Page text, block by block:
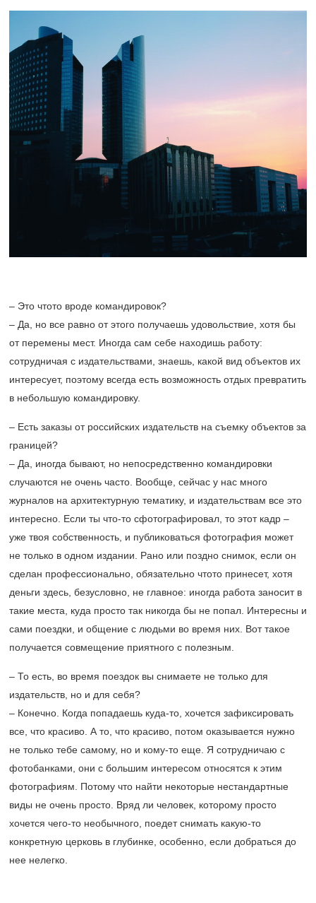
– Это чтото вроде командировок?
– Да, но все равно от этого получаешь удовольствие, хотя бы
от перемены мест. Иногда сам себе находишь работу:
сотрудничая с издательствами, знаешь, какой вид объектов их
интересует, поэтому всегда есть возможность отдых превратить
в небольшую командировку.
– Есть заказы от российских издательств на съемку объектов за
границей?
– Да, иногда бывают, но непосредственно командировки
случаются не очень часто. Вообще, сейчас у нас много
журналов на архитектурную тематику, и издательствам все это
интересно. Если ты что-то сфотографировал, то этот кадр –
уже твоя собственность, и публиковаться фотография может
не только в одном издании. Рано или поздно снимок, если он
сделан профессионально, обязательно чтото принесет, хотя
деньги здесь, безусловно, не главное: иногда работа заносит в
такие места, куда просто так никогда бы не попал. Интересны и
сами поездки, и общение с людьми во время них. Вот такое
получается совмещение приятного с полезным.
– То есть, во время поездок вы снимаете не только для
издательств, но и для себя?
– Конечно. Когда попадаешь куда-то, хочется зафиксировать
все, что красиво. А то, что красиво, потом оказывается нужно
не только тебе самому, но и кому-то еще. Я сотрудничаю с
фотобанками, они с большим интересом относятся к этим
фотографиям. Потому что найти некоторые нестандартные
виды не очень просто. Вряд ли человек, которому просто
хочется чего-то необычного, поедет снимать какую-то
конкретную церковь в глубинке, особенно, если добраться до
нее нелегко.